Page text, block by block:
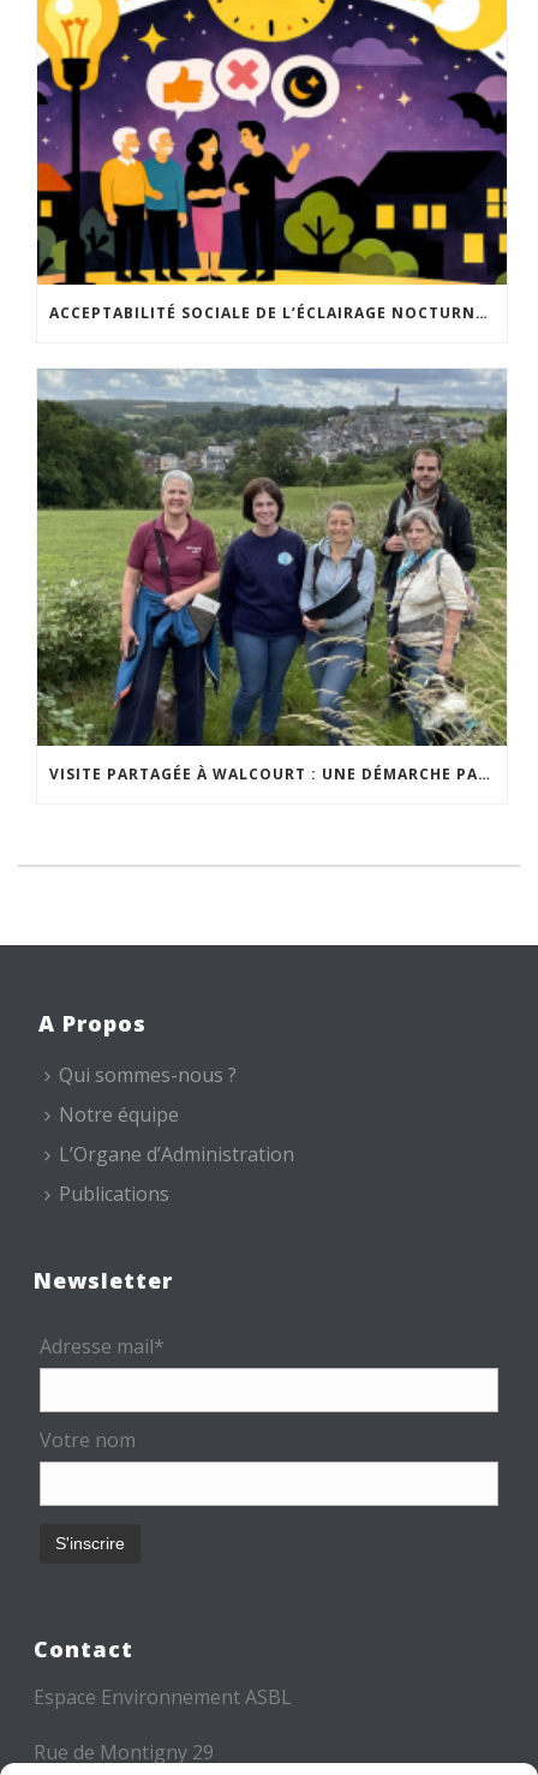
ACCEPTABILITÉ SOCIALE DE L’ÉCLAIRAGE NOCTURNE : LE REPLAY EST DISPONIBLE
VISITE PARTAGÉE À WALCOURT : UNE DÉMARCHE PARTICIPATIVE ANIMÉE PAR ESPACE ENVIRONNEMENT
A Propos
Qui sommes-nous ?
Notre équipe
L’Organe d’Administration
Publications
Newsletter
Adresse mail*
Votre nom
Contact
Espace Environnement ASBL
Rue de Montigny 29